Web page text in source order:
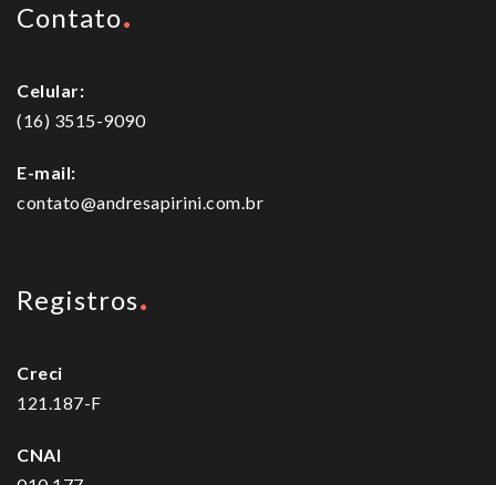
Contato
Celular:
(16) 3515-9090
E-mail:
contato@andresapirini.com.br
Registros
Creci
121.187-F
CNAI